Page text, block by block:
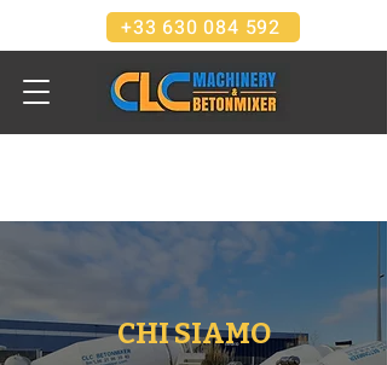
+33 630 084 592
CHI SIAMO